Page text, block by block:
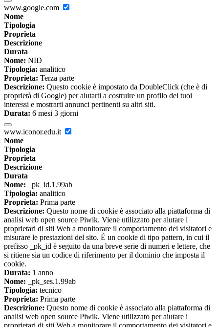
www.google.com
Nome
Tipologia
Proprieta
Descrizione
Durata
Nome: NID
Tipologia: analitico
Proprieta: Terza parte
Descrizione: Questo cookie è impostato da DoubleClick (che è di
proprietà di Google) per aiutarti a costruire un profilo dei tuoi
interessi e mostrarti annunci pertinenti su altri siti.
Durata: 6 mesi 3 giorni
www.iconor.edu.it
Nome
Tipologia
Proprieta
Descrizione
Durata
Nome: _pk_id.1.99ab
Tipologia: analitico
Proprieta: Prima parte
Descrizione: Questo nome di cookie è associato alla piattaforma di
analisi web open source Piwik. Viene utilizzato per aiutare i
proprietari di siti Web a monitorare il comportamento dei visitatori e
misurare le prestazioni del sito. È un cookie di tipo pattern, in cui il
prefisso _pk_id è seguito da una breve serie di numeri e lettere, che
si ritiene sia un codice di riferimento per il dominio che imposta il
cookie.
Durata: 1 anno
Nome: _pk_ses.1.99ab
Tipologia: tecnico
Proprieta: Prima parte
Descrizione: Questo nome di cookie è associato alla piattaforma di
analisi web open source Piwik. Viene utilizzato per aiutare i